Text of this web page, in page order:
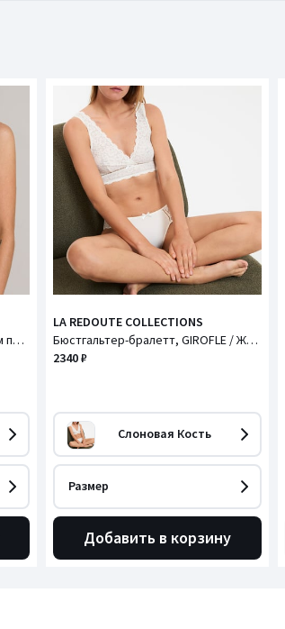
Бюстгальтер фуляр с эффектом пуш-ап GIROFLE / ДЖИРОФЛ
LA REDOUTE COLLECTIONS
Бюстгальтер-бралетт, GIROFLE / ЖИРОФЛЕ
2340 ₽
Слоновая Кость
Размер
Добавить в корзину